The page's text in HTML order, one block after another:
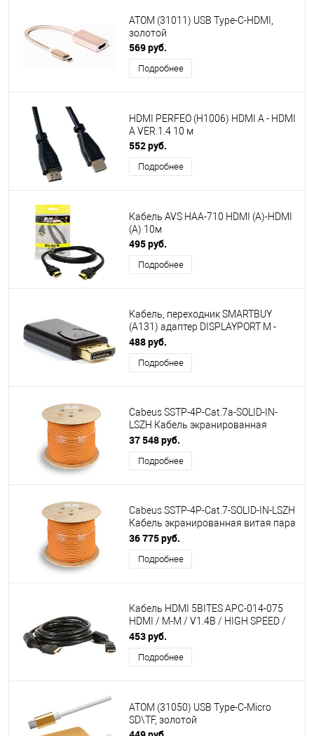
АТОМ (31011) USB Type-C-HDMI,
золотой
569 руб.
Подробнее
HDMI PERFEO (H1006) HDMI A - HDMI
A VER.1.4 10 м
552 руб.
Подробнее
Кабель AVS HAA-710 HDMI (A)-HDMI
(A) 10м
495 руб.
Подробнее
Кабель, переходник SMARTBUY
(A131) адаптер DISPLAYPORT M -
HDMI F
488 руб.
Подробнее
Cabeus SSTP-4P-Cat.7a-SOLID-IN-
LSZH Кабель экранированная
витая пара SSTP (S/FTP), категория
7a (расширенный диапазон рабочих
частот до 1000MHz), 4 пары (23
нг(А)-HF,
37 548 руб.
Подробнее
Cabeus SSTP-4P-Cat.7-SOLID-IN-LSZH
Кабель экранированная витая пара
SSTP (S/FTP), категория 7 , 4 пары
(23 AWG), одножильный (solid),
LSZH, нг(А)-HF, (305 м)
36 775 руб.
Подробнее
Кабель HDMI 5BITES APC-014-075
HDMI / M-M / V1.4B / HIGH SPEED /
ETHERNET / 3D / FERRITES / 7.5M
453 руб.
Подробнее
АТОМ (31050) USB Type-C-Micro
SD\TF, золотой